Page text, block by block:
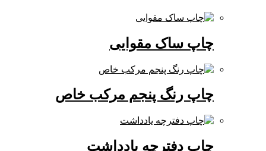
چاپ ساک مقوایی
چاپ رنگ پنجم مرکب خاص
چاپ دفترچه یادداشت